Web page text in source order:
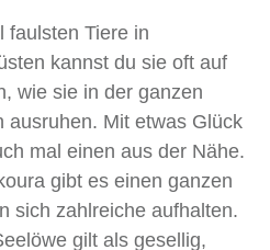
faulsten Tiere in
kannst du sie oft auf
wie sie in der ganzen
ausruhen. Mit etwas Glück
mal einen aus der Nähe.
gibt es einen ganzen
sich zahlreiche aufhalten.
gilt als gesellig,